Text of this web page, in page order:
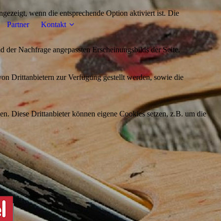
Partner Kontakt
wenn die entsprechende Option aktiviert ist. Die
Nachfrage angepassten Erscheinungsbilds der Seite.
Drittanbietern zur Verfügung gestellt werden, sowie die
Diese Drittanbieter können eigene Cookies setzen, z.B. um die